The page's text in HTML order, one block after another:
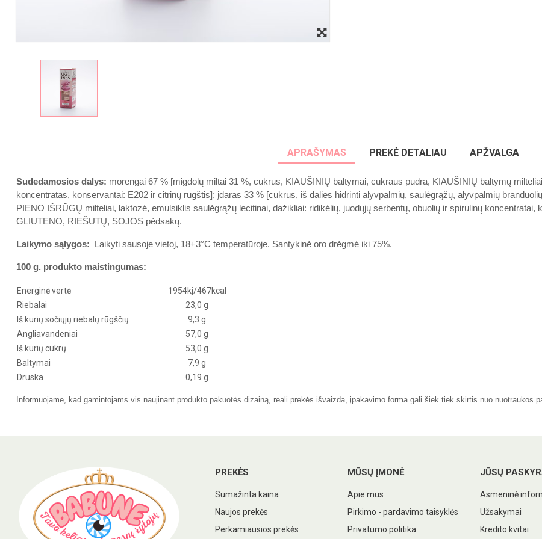
APRAŠYMAS PREKĖ DETALIAU APŽVALGA
Sudedamosios dalys: morengai 67 % [migdolų miltai 31 %, cukrus, KIAUŠINIŲ baltymai, cukraus pudra, KIAUŠINIŲ baltymų
koncentratas, konservantai: E202 ir citrinų rūgštis]; įdaras 33 % [cukrus, iš dalies hidrinti alyvpalmių, saulėgrąžų, alyvpalmių
PIENO IŠRŪGŲ milteliai, laktozė, emulsiklis saulėgrąžų lecitinai, dažikliai: ridikėlių, juodųjų serbentų, obuolių ir spirulinų koncentratai,
GLIUTENO, RIEŠUTŲ, SOJOS pėdsakų.
Laikymo sąlygos: Laikyti sausoje vietoj, 18+3°C temperatūroje. Santykinė oro drėgmė iki 75%.
100 g. produkto maistingumas:
Energinė vertė
1954kj/467kcal
Riebalai
23,0 g
Iš kurių sočiųjų riebalų rūgščių
9,3 g
Angliavandeniai
57,0 g
Iš kurių cukrų
53,0 g
Baltymai
7,9 g
Druska
0,19 g
Informuojame, kad gamintojams vis naujinant produkto pakuotės dizainą, reali prekės išvaizda, įpakavimo forma gali šiek tiek skirtis nuo nuotraukos
PREKĖS
Sumažinta kaina
Naujos prekės
Perkamiausios prekės
MŪSŲ ĮMONĖ
Apie mus
Pirkimo - pardavimo taisyklės
Privatumo politika
JŪSŲ
Asmeninė
Užsakymai
Kredito kvitai